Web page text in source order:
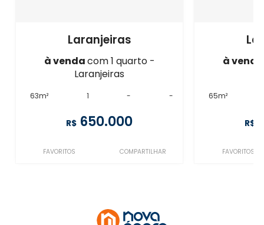
Laranjeiras
à vendacom 1 quarto -
Laranjeiras
63m² 1 - -
R$ 650.000
FAVORITOS COMPARTILHAR
à
65m²
R$
FAVORITOS